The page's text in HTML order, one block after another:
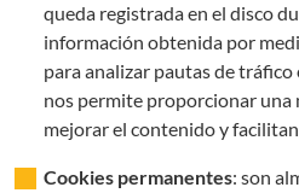
queda registrada en el disco
información obtenida por
para analizar pautas de tráfico
nos permite proporcionar una
mejorar el contenido y
Cookies permanentes: son